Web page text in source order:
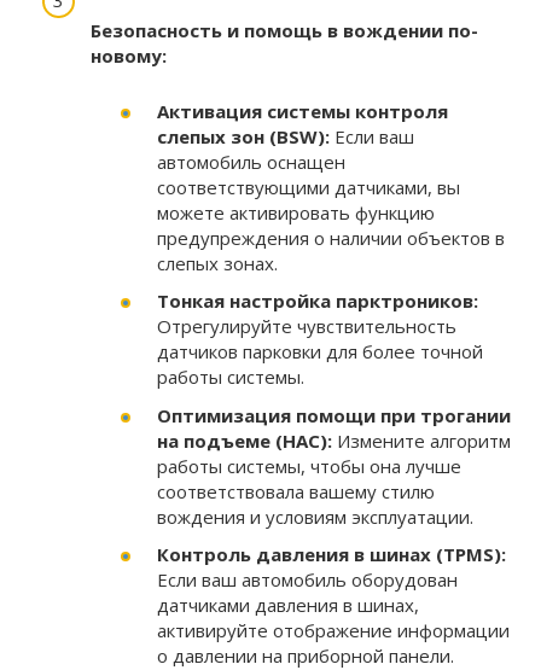
Безопасность и помощь в вождении по-
новому:
Активация системы контроля
слепых зон (BSW): Если ваш
автомобиль оснащен
соответствующими датчиками, вы
можете активировать функцию
предупреждения о наличии объектов в
слепых зонах.
Тонкая настройка парктроников:
Отрегулируйте чувствительность
датчиков парковки для более точной
работы системы.
Оптимизация помощи при трогании
на подъеме (HAC): Измените алгоритм
работы системы, чтобы она лучше
соответствовала вашему стилю
вождения и условиям эксплуатации.
Контроль давления в шинах (TPMS):
Если ваш автомобиль оборудован
датчиками давления в шинах,
активируйте отображение информации
о давлении на приборной панели.